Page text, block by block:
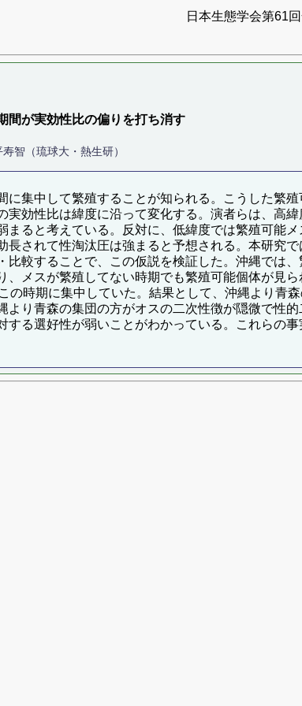
日本生態学会第61
間が実効性比の偏りを打ち消す
智（琉球大・熱生研）
集中して繁殖することが知られる。こうした繁
効性比は緯度に沿って変化する。演者らは、高
ると考えている。反対に、低緯度では繁殖可能
されて性淘汰圧は強まると予想される。本研究
較することで、この仮説を検証した。沖縄では
メスが繁殖してない時期でも繁殖可能個体が見
時期に集中していた。結果として、沖縄より青
り青森の集団の方がオスの二次性徴が隠微で性
る選好性が弱いことがわかっている。これらの